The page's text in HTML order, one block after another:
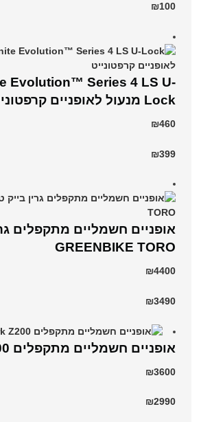
₪100
Evolution™ Series 4 LS U-
Lock מנעול לאופניים קרפטונייט
₪460
₪399
אופניים חשמליים מתקפלים
GREENBIKE TORO
₪4400
₪3490
‏אופניים חשמליים ‏מתקפלים Stark Z200
₪3600
₪2990